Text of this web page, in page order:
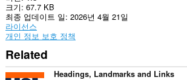
크기 67.7 KB
최종 업데이트 일 2026년 4월 21일
라이선스
개인 정보 보호 정책
Related
Headings, Landmarks and Links